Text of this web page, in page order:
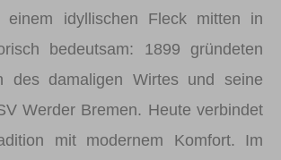
idyllischen Fleck mitten in
bedeutsam: 1899 gründeten
des damaligen Wirtes und seine
Werder Bremen. Heute verbindet
mit modernem Komfort. Im